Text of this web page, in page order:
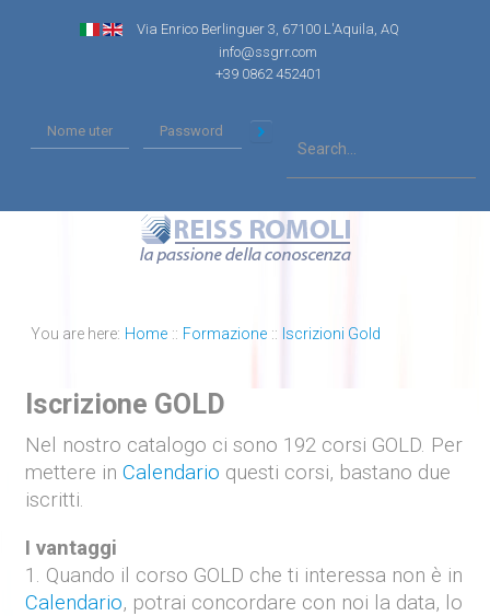
Via Enrico Berlinguer 3, 67100 L'Aquila, AQ
info@ssgrr.com
+39 0862 452401
You are here: Home :: Formazione :: Iscrizioni Gold
Iscrizione GOLD
Nel nostro catalogo ci sono 192 corsi GOLD. Per
mettere in Calendario questi corsi, bastano due
iscritti.
I vantaggi
1. Quando il corso GOLD che ti interessa non è in
Calendario, potrai concordare con noi la data, lo